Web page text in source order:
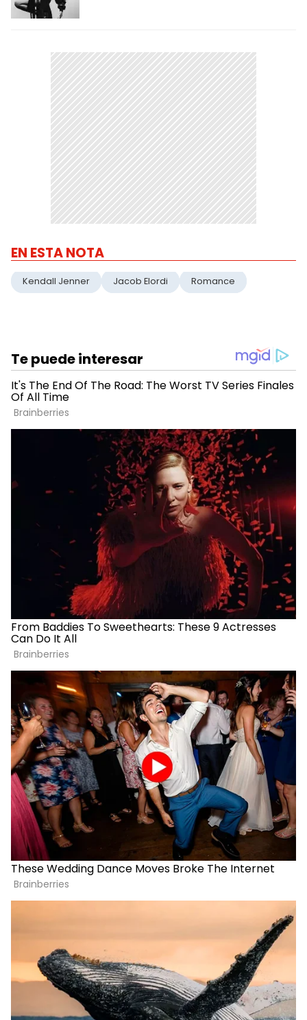
EN ESTA NOTA
Kendall Jenner Jacob Elordi Romance